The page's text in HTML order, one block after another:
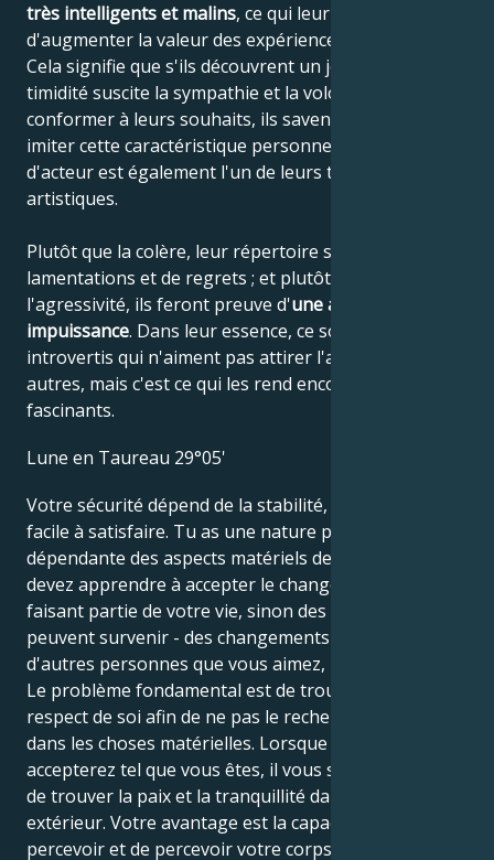
très intelligents et malins, ce qui leur permet
d'augmenter la valeur des expériences accumulées.
Cela signifie que s'ils découvrent un jour que leur
timidité suscite la sympathie et la volonté de se
conformer à leurs souhaits, ils savent comment
imiter cette caractéristique personnelle, car le jeu
d'acteur est également l'un de leurs talents
artistiques.
Plutôt que la colère, leur répertoire se compose de
lamentations et de regrets ; et plutôt que de
l'agressivité, ils feront preuve d'une agréable
impuissance. Dans leur essence, ce sont des
introvertis qui n'aiment pas attirer l'attention des
autres, mais c'est ce qui les rend encore plus
fascinants.
Lune en Taureau 29°05'
Votre sécurité dépend de la stabilité, qui n'est pas
facile à satisfaire. Tu as une nature pratique,
dépendante des aspects matériels de la vie. Vous
devez apprendre à accepter le changement comme
faisant partie de votre vie, sinon des complications
peuvent survenir - des changements causés par
d'autres personnes que vous aimez, la maladie, etc.
Le problème fondamental est de trouver son propre
respect de soi afin de ne pas le rechercher à tort
dans les choses matérielles. Lorsque vous vous
accepterez tel que vous êtes, il vous sera plus facile
de trouver la paix et la tranquillité dans le monde
extérieur. Votre avantage est la capacité de vous
percevoir et de percevoir votre corps, et de satisfaire